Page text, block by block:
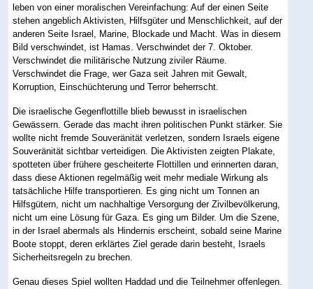
leben von einer moralischen Vereinfachung: Auf der einen Seite
stehen angeblich Aktivisten, Hilfsgüter und Menschlichkeit, auf der
anderen Seite Israel, Marine, Blockade und Macht. Was in diesem
Bild verschwindet, ist Hamas. Verschwindet der 7. Oktober.
Verschwindet die militärische Nutzung ziviler Räume.
Verschwindet die Frage, wer Gaza seit Jahren mit Gewalt,
Korruption, Einschüchterung und Terror beherrscht.
Die israelische Gegenflottille blieb bewusst in israelischen
Gewässern. Gerade das macht ihren politischen Punkt stärker. Sie
wollte nicht fremde Souveränität verletzen, sondern Israels eigene
Souveränität sichtbar verteidigen. Die Aktivisten zeigten Plakate,
spotteten über frühere gescheiterte Flottillen und erinnerten daran,
dass diese Aktionen regelmäßig weit mehr mediale Wirkung als
tatsächliche Hilfe transportieren. Es ging nicht um Tonnen an
Hilfsgütern, nicht um nachhaltige Versorgung der Zivilbevölkerung,
nicht um eine Lösung für Gaza. Es ging um Bilder. Um die Szene,
in der Israel abermals als Hindernis erscheint, sobald seine Marine
Boote stoppt, deren erklärtes Ziel gerade darin besteht, Israels
Sicherheitsregeln zu brechen.
Genau dieses Spiel wollten Haddad und die Teilnehmer offenlegen.